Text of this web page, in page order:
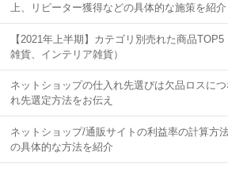
上、リピーター獲得などの具体的な施策を紹介
【2021年上半期】カテゴリ別売れた商品
雑貨、インテリア雑貨）
ネットショップの仕入れ先選びは欠品ロスに
れ先選定方法をお伝え
ネットショップ/通販サイトの利益率の計算方
の具体的な方法を紹介